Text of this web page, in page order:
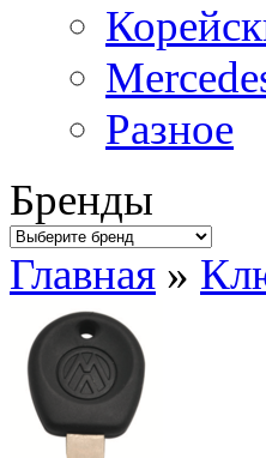
Разное
Бренды
Главная »